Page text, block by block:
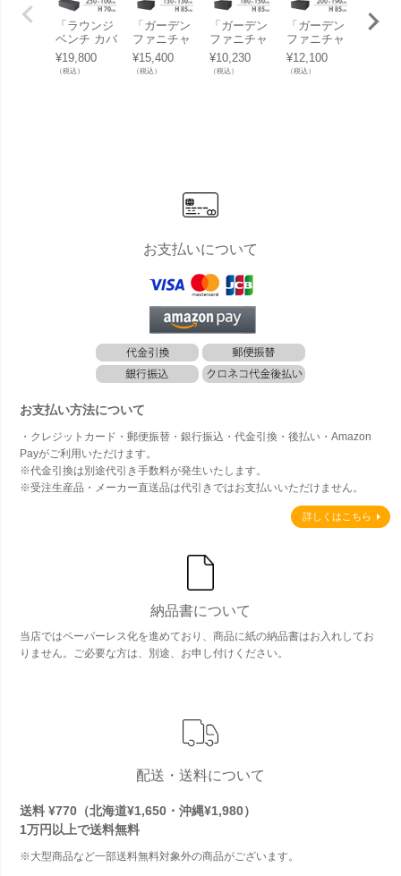
「ラウンジ
ベンチ カバ
ー（Lounge
bench cove
r） エアロ
¥19,800
（税込）
「ガーデン
ファニチャ
ーセット カ
バー （Gar
den furnitur
島は送料要
¥15,400
（税込）
「ガーデン
ファニチャ
ーセット カ
バー （Gar
den furnitur
¥10,230
（税込）
「ガーデン
ファニチャ
ーセット カ
バー （Gar
den furnitur
¥12,100
（税込）
「ガ
お支払いについて
お支払い方法について
・クレジットカード・郵便振替・銀行振込・代金引換・後払い・Amazon
Payがご利用いただけます。
※代金引換は別途代引き手数料が発生いたします。
※受注生産品・メーカー直送品は代引きではお支払いいただけません。
詳しくはこちら
納品書について
当店ではペーパーレス化を進めており、商品に紙の納品書はお入れしてお
りません。ご必要な方は、別途、お申し付けください。
配送・送料について
送料 ¥770（北海道¥1,650・沖縄¥1,980）
1万円以上で送料無料
※大型商品など一部送料無料対象外の商品がございます。